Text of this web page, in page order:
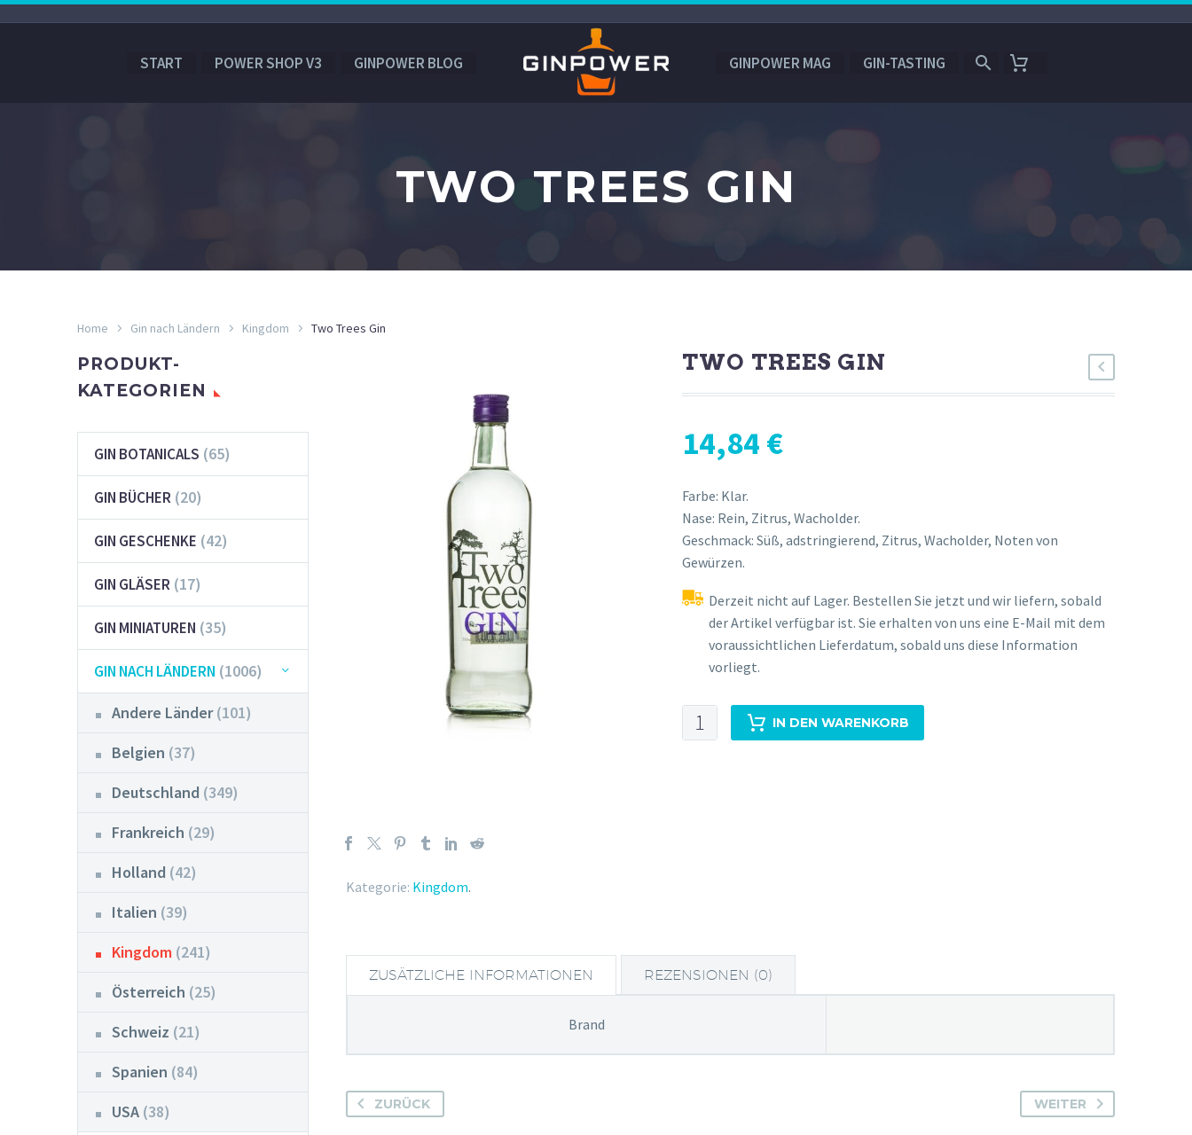
START POWER SHOP V3 GINPOWER BLOG GINPOWER MAG GIN-TASTING
TWO TREES GIN
Home Gin nach Ländern Kingdom Two Trees Gin
Kategorie: Kingdom.
TWO TREES GIN
14,84 €
Farbe: Klar.
Nase: Rein, Zitrus, Wacholder.
Geschmack: Süß, adstringierend, Zitrus, Wacholder, Noten von
Gewürzen.
Derzeit nicht auf Lager. Bestellen Sie jetzt und wir liefern, sobald
der Artikel verfügbar ist. Sie erhalten von uns eine E-Mail mit dem
voraussichtlichen Lieferdatum, sobald uns diese Information
vorliegt.
Two
Trees
IN DEN WARENKORB
ZUSÄTZLICHE INFORMATIONEN REZENSIONEN (0)
Brand
ZURÜCK WEITER
PRODUKT-
KATEGORIEN
GIN BOTANICALS (65)
GIN BÜCHER (20)
GIN GESCHENKE (42)
GIN GLÄSER (17)
GIN MINIATUREN (35)
GIN NACH LÄNDERN (1006)
Andere Länder (101)
Belgien (37)
Deutschland (349)
Frankreich (29)
Holland (42)
Italien (39)
Kingdom (241)
Österreich (25)
Schweiz (21)
Spanien (84)
USA (38)